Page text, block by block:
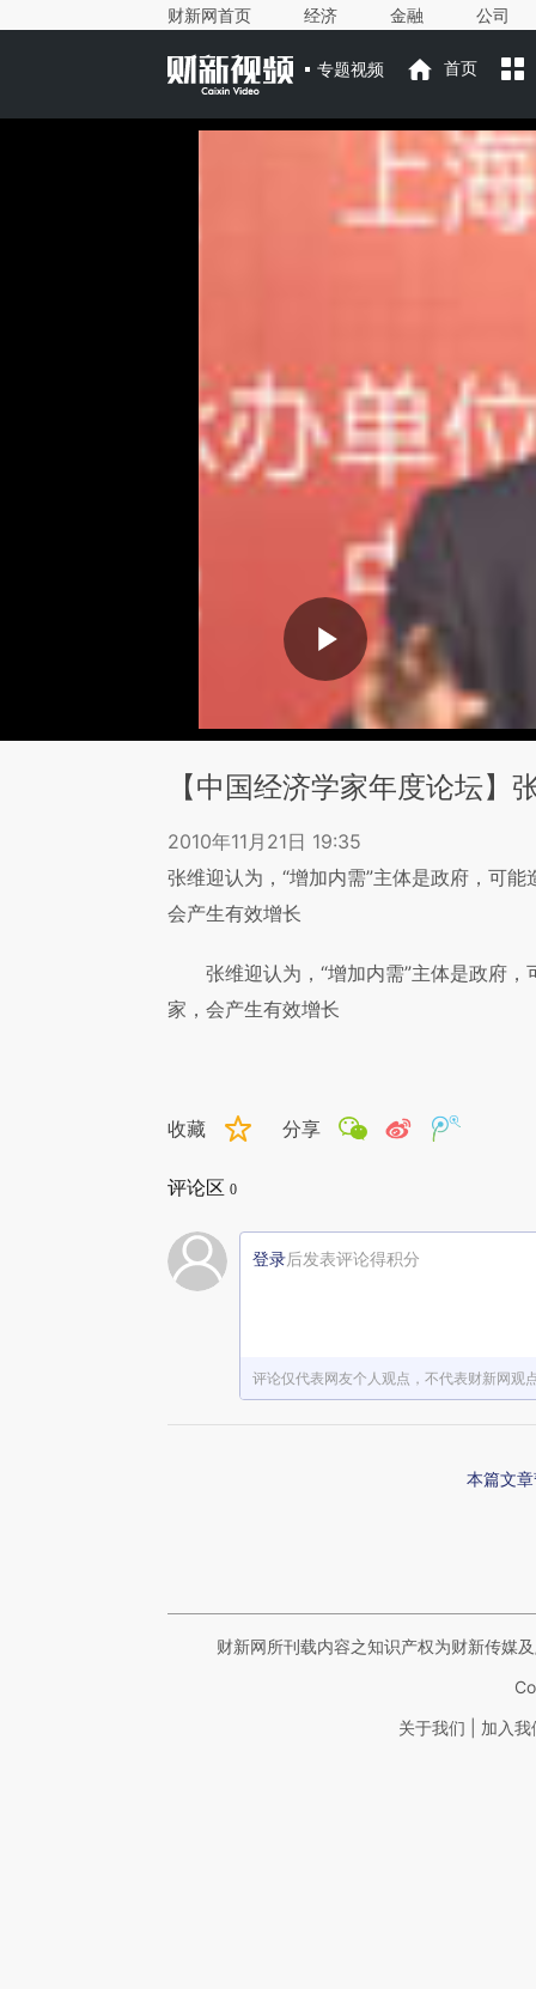
财新网首页 经济 金融 公司
专题视频 首页
【中国经济学家年度论坛】
2010年11月21日 19:35
张维迎认为，“增加内需”主体是政府，可
会产生有效增长
张维迎认为，“增加内需”主体是政府
家，会产生有效增长
收藏 分享
评论区 0
登录后发表评论得积分
评论仅代表网友个人观点，不代表财新网观
本篇文
财新网所刊载内容之知识产权为财新传媒
关于我们 加入我